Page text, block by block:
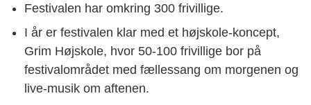
Festivalen har omkring 300 frivillige.
I år er festivalen klar med et højskole-koncept,
Grim Højskole, hvor 50-100 frivillige bor på
festivalområdet med fællessang om morgenen og
live-musik om aftenen.